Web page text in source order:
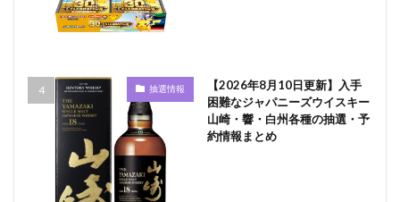
抽選情報
【2026年8月10日更新】入手
困難なジャパニーズウイスキー
山崎・響・白州各種の抽選・予
約情報まとめ